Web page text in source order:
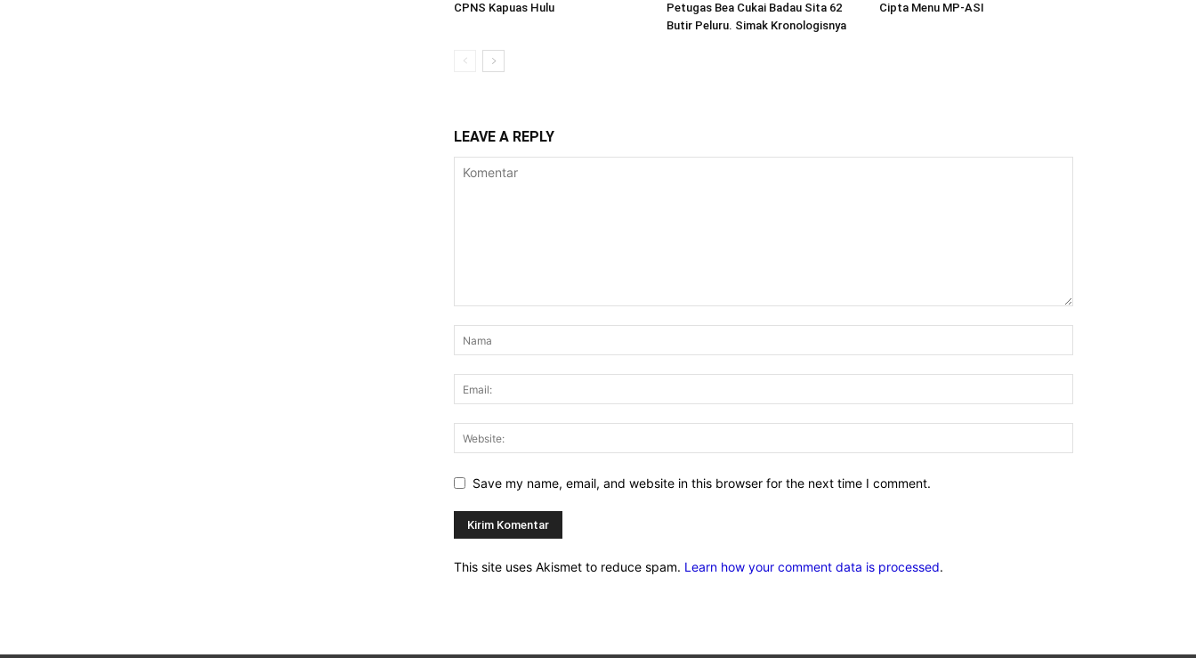
CPNS Kapuas Hulu
Petugas Bea Cukai Badau Sita 62
Butir Peluru. Simak Kronologisnya
Cipta Menu MP-ASI
LEAVE A REPLY
Save my name, email, and website in this browser for the next time I comment.
This site uses Akismet to reduce spam. Learn how your comment data is processed.